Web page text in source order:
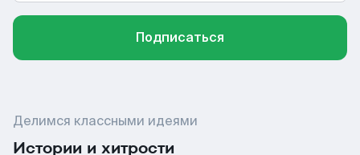
Подписаться
Делимся классными идеями
Истории и хитрости